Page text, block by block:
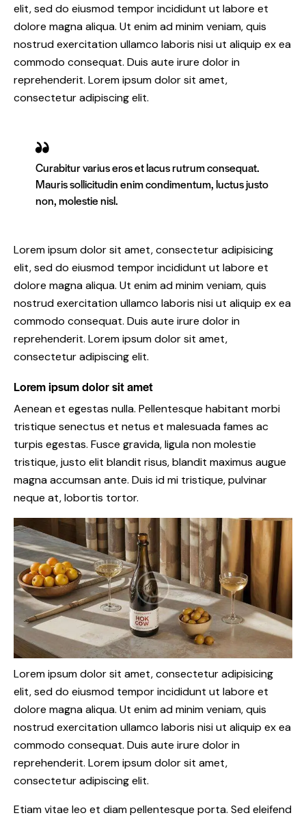
elit, sed do eiusmod tempor incididunt ut labore et
dolore magna aliqua. Ut enim ad minim veniam, quis
nostrud exercitation ullamco laboris nisi ut aliquip ex ea
commodo consequat. Duis aute irure dolor in
reprehenderit. Lorem ipsum dolor sit amet,
consectetur adipiscing elit.
Curabitur varius eros et lacus rutrum consequat.
Mauris sollicitudin enim condimentum, luctus justo
non, molestie nisl.
Lorem ipsum dolor sit amet, consectetur adipisicing
elit, sed do eiusmod tempor incididunt ut labore et
dolore magna aliqua. Ut enim ad minim veniam, quis
nostrud exercitation ullamco laboris nisi ut aliquip ex ea
commodo consequat. Duis aute irure dolor in
reprehenderit. Lorem ipsum dolor sit amet,
consectetur adipiscing elit.
Lorem ipsum dolor sit amet
Aenean et egestas nulla. Pellentesque habitant morbi
tristique senectus et netus et malesuada fames ac
turpis egestas. Fusce gravida, ligula non molestie
tristique, justo elit blandit risus, blandit maximus augue
magna accumsan ante. Duis id mi tristique, pulvinar
neque at, lobortis tortor.
Lorem ipsum dolor sit amet, consectetur adipisicing
elit, sed do eiusmod tempor incididunt ut labore et
dolore magna aliqua. Ut enim ad minim veniam, quis
nostrud exercitation ullamco laboris nisi ut aliquip ex ea
commodo consequat. Duis aute irure dolor in
reprehenderit. Lorem ipsum dolor sit amet,
consectetur adipiscing elit.
Etiam vitae leo et diam pellentesque porta. Sed eleifend